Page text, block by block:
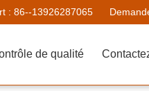
: 86--13926287065
de qualité